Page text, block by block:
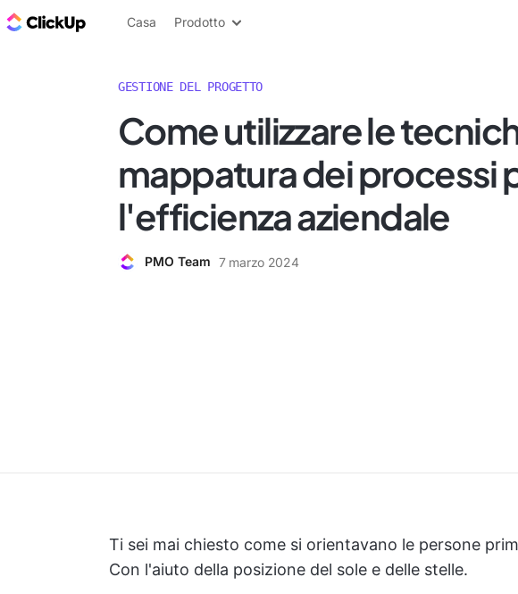
Blog di ClickUp
Casa Prodotto
GESTIONE DEL PROGETTO
Come utilizzare le
mappatura dei processi
l'efficienza aziendale
PMO Team 7 marzo 2024
Ti sei mai chiesto come si orientavano le persone
Con l'aiuto della posizione del sole e delle stelle.